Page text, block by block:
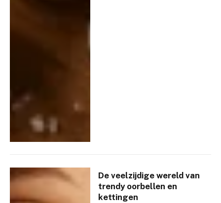
De veelzijdige wereld van
trendy oorbellen en
kettingen